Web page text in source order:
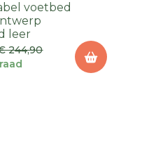
voetbed
leer
244,90